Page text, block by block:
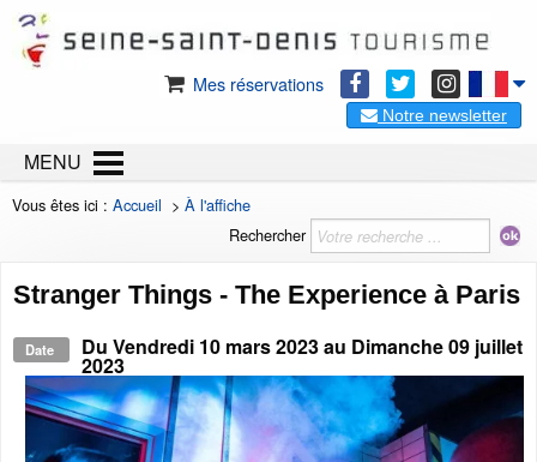
Mes réservations
Notre newsletter
MENU
Vous êtes ici : Accueil > À l'affiche
Rechercher
Stranger Things - The Experience à Paris
Date Du Vendredi 10 mars 2023au Dimanche 09 juillet
2023